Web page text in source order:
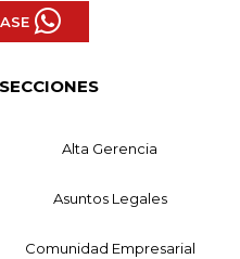
Alta Gerencia
Asuntos Legales
Comunidad Empresarial